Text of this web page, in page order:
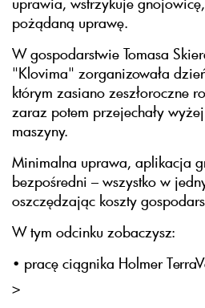
pożądaną uprawę.
W gospodarstwie Tomasa
"Klovima" zorganizowała
którym zasiano zeszłoroczne
zaraz potem przejechały
maszyny.
Minimalna uprawa, aplikacja
bezpośredni – wszystko w
oszczędzając koszty
W tym odcinku zobaczysz:
• pracę ciągnika Holmer
>